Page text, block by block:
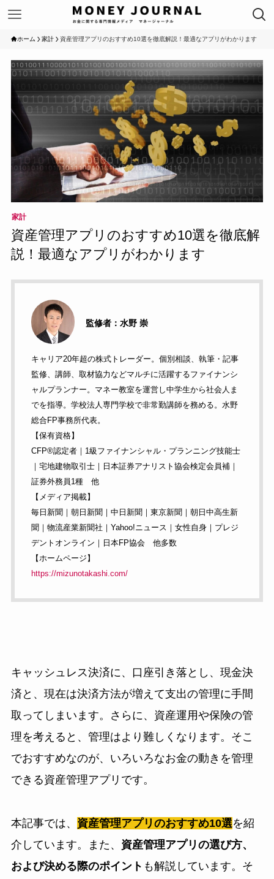
ホーム 家計 資産管理アプリのおすすめ10選を徹底解説！最適なアプリがわかります
家計
資産管理アプリのおすすめ10選を徹底解
説！最適なアプリがわかります
監修者：水野 崇
キャリア20年超の株式トレーダー。個別相談、執筆・記事
監修、講師、取材協力などマルチに活躍するファイナンシ
ャルプランナー。マネー教室を運営し中学生から社会人ま
でを指導。学校法人専門学校で非常勤講師を務める。水野
総合FP事務所代表。
【保有資格】
CFP®︎認定者｜1級ファイナンシャル・プランニング技能士
｜宅地建物取引士｜日本証券アナリスト協会検定会員補｜
証券外務員1種 他
【メディア掲載】
毎日新聞｜朝日新聞｜中日新聞｜東京新聞｜朝日中高生新
聞｜物流産業新聞社｜Yahoo!ニュース｜女性自身｜プレジ
デントオンライン｜日本FP協会 他多数
【ホームページ】
https://mizunotakashi.com/
キャッシュレス決済に、口座引き落とし、現金決
済と、現在は決済方法が増えて支出の管理に手間
取ってしまいます。さらに、資産運用や保険の管
理を考えると、管理はより難しくなります。そこ
でおすすめなのが、いろいろなお金の動きを管理
できる資産管理アプリです。
本記事では、 資産管理アプリのおすすめ10選を紹
介しています。また、 資産管理アプリの選び方、
および決める際のポイント も解説しています。そ